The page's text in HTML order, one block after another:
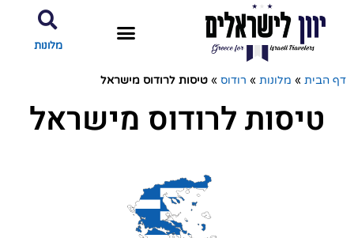
מלונות
דף הבית » מלונות » רודוס » טיסות לרודוס מישראל
טיסות לרודוס מישראל